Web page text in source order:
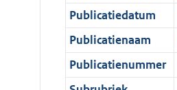
t
Publicatiedatum
Publicatienaam
Publicatienummer